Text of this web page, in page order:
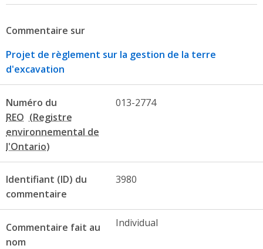
Commentaire sur
Projet de règlement sur la gestion de la terre
d'excavation
Numéro du
REO
013-2774
Identifiant (ID) du
commentaire
3980
Commentaire fait au
nom
Individual